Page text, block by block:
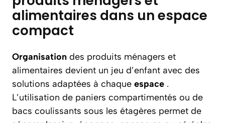
alimentaires dans un espace
compact
Organisation des produits ménagers et
alimentaires devient un jeu d’enfant avec des
solutions adaptées à chaque espace .
L’utilisation de paniers compartimentés ou de
bacs coulissants sous les étagères permet de